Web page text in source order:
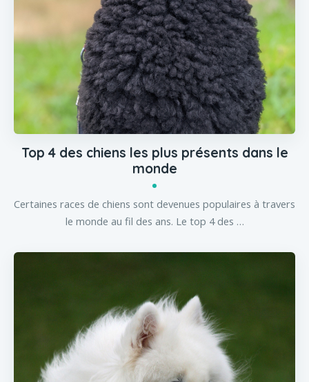
Top 4 des chiens les plus présents dans le
monde
Certaines races de chiens sont devenues populaires à travers
le monde au fil des ans. Le top 4 des …